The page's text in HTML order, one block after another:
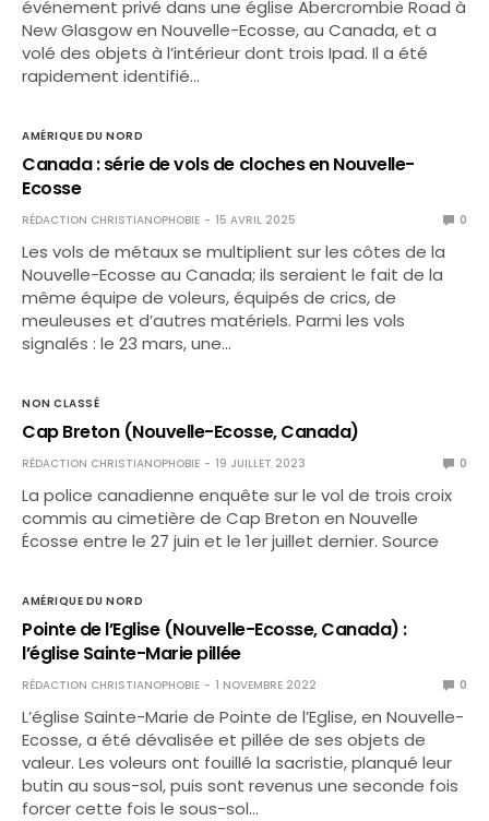
événement privé dans une église Abercrombie Road à
New Glasgow en Nouvelle-Ecosse, au Canada, et a
volé des objets à l’intérieur dont trois Ipad. Il a été
rapidement identifié…
AMÉRIQUE DU NORD
Canada : série de vols de cloches en Nouvelle-
Ecosse
RÉDACTION CHRISTIANOPHOBIE 15 AVRIL 2025 0
Les vols de métaux se multiplient sur les côtes de la
Nouvelle-Ecosse au Canada; ils seraient le fait de la
même équipe de voleurs, équipés de crics, de
meuleuses et d’autres matériels. Parmi les vols
signalés : le 23 mars, une…
NON CLASSÉ
Cap Breton (Nouvelle-Ecosse, Canada)
RÉDACTION CHRISTIANOPHOBIE 19 JUILLET 2023 0
La police canadienne enquête sur le vol de trois croix
commis au cimetière de Cap Breton en Nouvelle
Écosse entre le 27 juin et le 1er juillet dernier. Source
AMÉRIQUE DU NORD
Pointe de l’Eglise (Nouvelle-Ecosse, Canada) :
l’église Sainte-Marie pillée
RÉDACTION CHRISTIANOPHOBIE 1 NOVEMBRE 2022 0
L’église Sainte-Marie de Pointe de l’Eglise, en Nouvelle-
Ecosse, a été dévalisée et pillée de ses objets de
valeur. Les voleurs ont fouillé la sacristie, planqué leur
butin au sous-sol, puis sont revenus une seconde fois
forcer cette fois le sous-sol…